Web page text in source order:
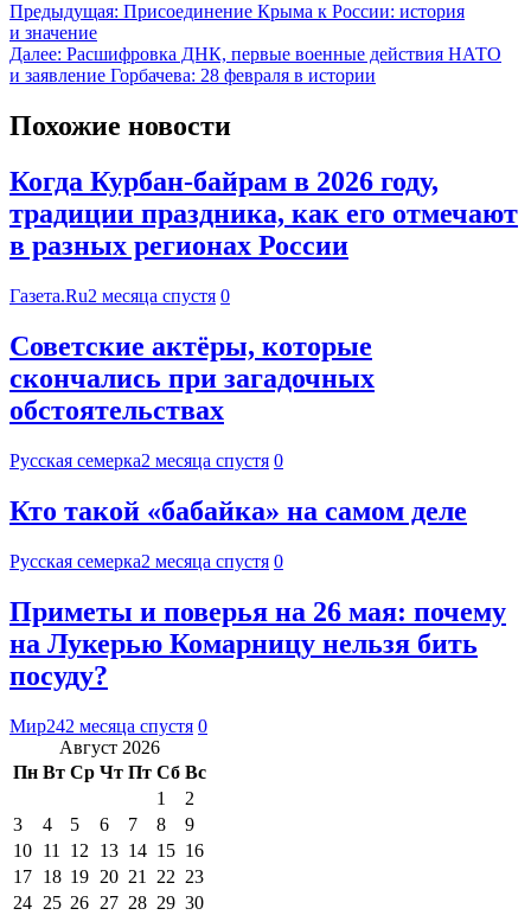
Предыдущая: Присоединение Крыма к России: история
и значение
Далее: Расшифровка ДНК, первые военные действия НАТО
и заявление Горбачева: 28 февраля в истории
Похожие новости
Когда Курбан-байрам в 2026 году,
традиции праздника, как его отмечают
в разных регионах России
Газета.Ru2 месяца спустя 0
Советские актёры, которые
скончались при загадочных
обстоятельствах
Русская семерка2 месяца спустя 0
Кто такой «бабайка» на самом деле
Русская семерка2 месяца спустя 0
Приметы и поверья на 26 мая: почему
на Лукерью Комарницу нельзя бить
посуду?
Мир242 месяца спустя 0
Август 2026
Пн Вт Ср Чт Пт Сб Вс
1
2
3
4 5 6 7 8
9
10 11 12 13 14 15 16
17 18 19 20 21 22 23
24 25 26 27 28 29 30